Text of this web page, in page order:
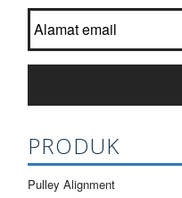
Bergabung
PRODUK
Pulley Alignment